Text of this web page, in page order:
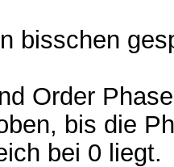
bisschen
Order
bis die
bei 0 liegt.